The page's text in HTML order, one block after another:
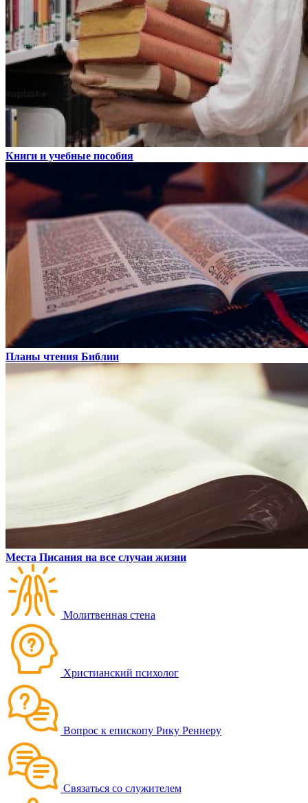
Книги и учебные пособия
Планы чтения Библии
Места Писания на все случаи жизни
Молитвенная стена
Христианский психолог
Вопрос к епископу Рику Реннеру
Связаться со служителем